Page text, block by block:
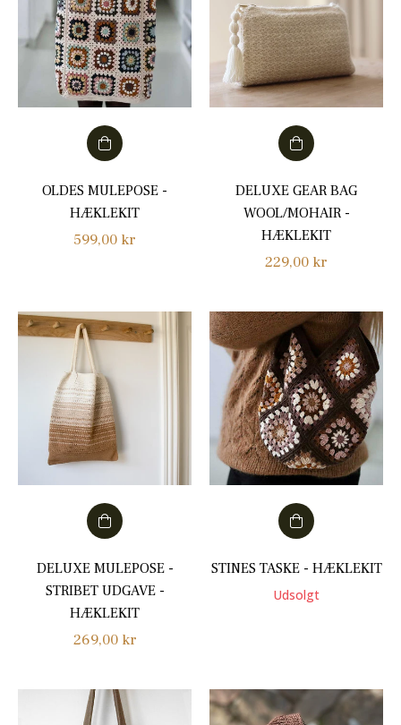
OLDES MULEPOSE -
HÆKLEKIT
Normalpris
599,00 kr
DELUXE GEAR BAG
WOOL/MOHAIR -
HÆKLEKIT
Normalpris
229,00 kr
DELUXE MULEPOSE -
STRIBET UDGAVE -
HÆKLEKIT
Normalpris
269,00 kr
STINES TASKE - HÆKLEKIT
Udsolgt